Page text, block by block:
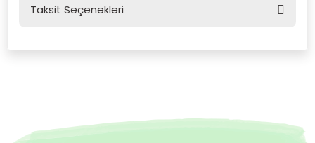
Taksit Seçenekleri